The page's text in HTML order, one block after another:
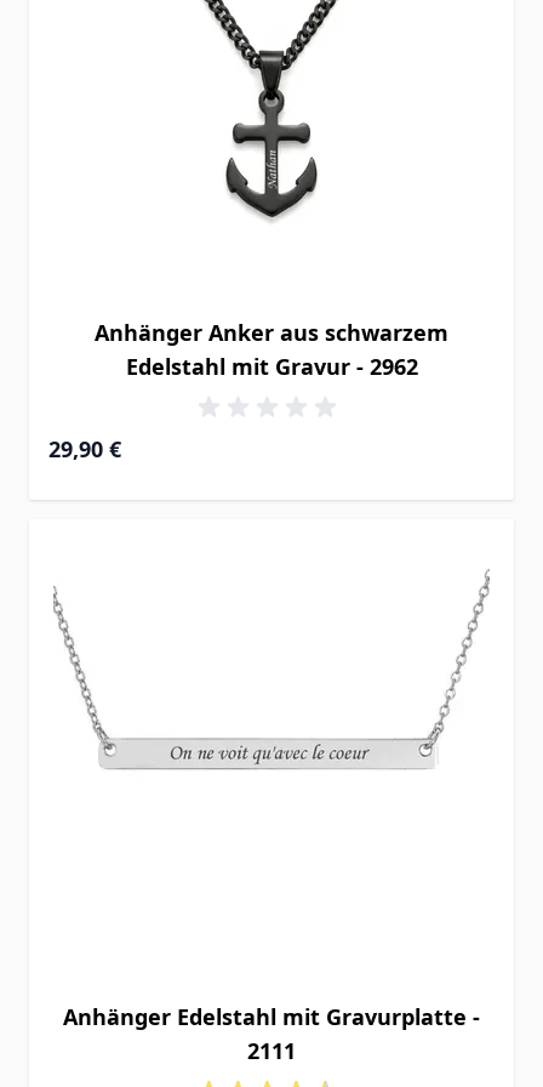
Anhänger Anker aus schwarzem
Edelstahl mit Gravur - 2962
29,90 €
Anhänger Edelstahl mit Gravurplatte -
2111